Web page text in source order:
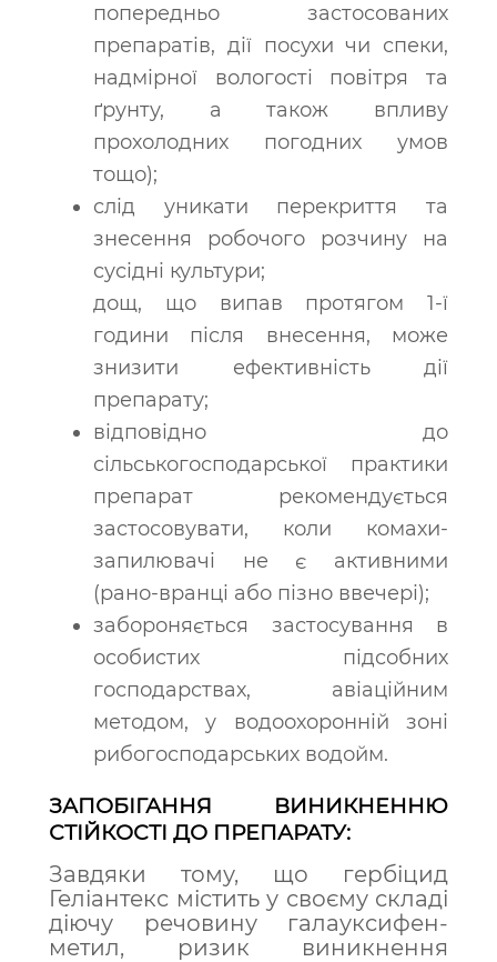
попередньо застосованих
препаратів, дії посухи чи спеки,
надмірної вологості повітря та
ґрунту, а також впливу
прохолодних погодних умов
тощо);
слід уникати перекриття та
знесення робочого розчину на
сусідні культури;
дощ, що випав протягом 1-ї
години після внесення, може
знизити ефективність дії
препарату;
відповідно до
сільськогосподарської практики
препарат рекомендується
застосовувати, коли комахи-
запилювачі не є активними
(рано-вранці або пізно ввечері);
забороняється застосування в
особистих підсобних
господарствах, авіаційним
методом, у водоохоронній зоні
рибогосподарських водойм.
ЗАПОБІГАННЯ ВИНИКНЕННЮ
СТІЙКОСТІ ДО ПРЕПАРАТУ:
Завдяки тому, що гербіцид
Геліантекс містить у своєму складі
діючу речовину галауксифен-
метил, ризик виникнення